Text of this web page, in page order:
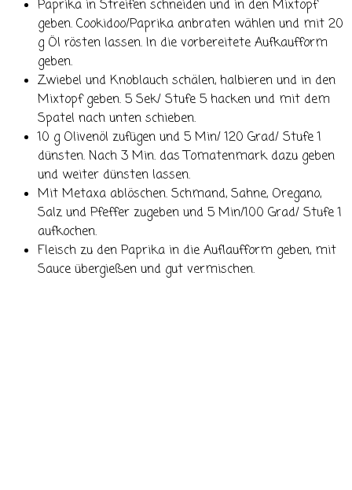
Paprika in Streifen schneiden und in den Mixtopf
geben. Cookidoo/Paprika anbraten wählen und mit 20
g Öl rösten lassen. In die vorbereitete Aufkaufform
geben.
Zwiebel und Knoblauch schälen, halbieren und in den
Mixtopf geben. 5 Sek/ Stufe 5 hacken und mit dem
Spatel nach unten schieben.
10 g Olivenöl zufügen und 5 Min/ 120 Grad/ Stufe 1
dünsten. Nach 3 Min. das Tomatenmark dazu geben
und weiter dünsten lassen.
Mit Metaxa ablöschen. Schmand, Sahne, Oregano,
Salz und Pfeffer zugeben und 5 Min/100 Grad/ Stufe 1
aufkochen.
Fleisch zu den Paprika in die Auflaufform geben, mit
Sauce übergießen und gut vermischen.